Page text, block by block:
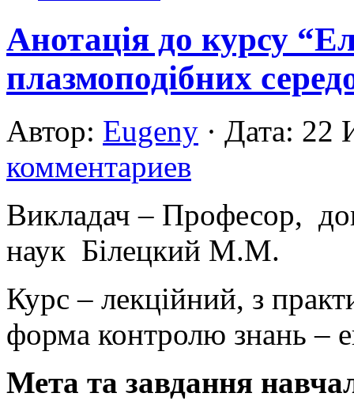
Анотація до курсу
плазмоподібних
Автор: Eugeny · Дата:
комментариев
Викладач – Професор,
наук Білецкий М.М.­­­­
Курс – лекційний, з
форма контролю знань –
Мета та завдання